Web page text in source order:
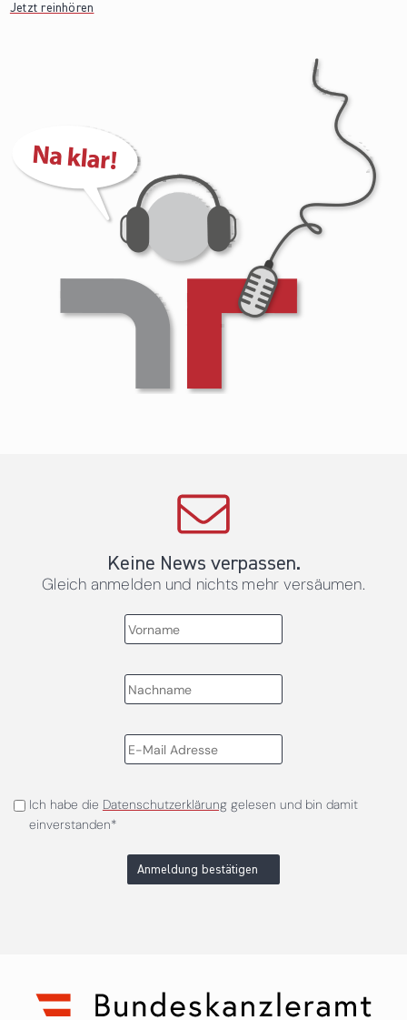
Jetzt reinhören
Keine News verpassen.
Gleich anmelden und nichts mehr versäumen.
Ich habe die Datenschutzerklärunggelesen und bin damit
einverstanden*
Anmeldung bestätigen